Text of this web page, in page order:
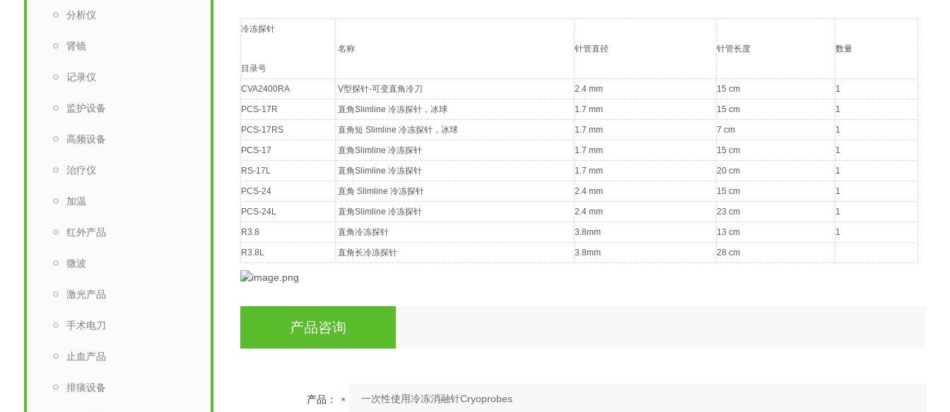
分析仪
肾镜
记录仪
监护设备
高频设备
治疗仪
加温
红外产品
微波
激光产品
手术电刀
止血产品
排痰设备
冷冻探针
目录号
名称 针管直径 针管长度 数量
CVA2400RA V型探针-可变直角冷刀 2.4 mm 15 cm 1
PCS-17R 直角Slimline 冷冻探针，冰球 1.7 mm 15 cm 1
PCS-17RS 直角短 Slimline 冷冻探针，冰球 1.7 mm 7 cm 1
PCS-17 直角Slimline 冷冻探针 1.7 mm 15 cm 1
RS-17L 直角Slimline 冷冻探针 1.7 mm 20 cm 1
PCS-24 直角 Slimline 冷冻探针 2.4 mm 15 cm 1
PCS-24L 直角Slimline 冷冻探针 2.4 mm 23 cm 1
R3.8 直角冷冻探针 3.8mm 13 cm 1
R3.8L 直角长冷冻探针 3.8mm 28 cm
产品咨询
产品：